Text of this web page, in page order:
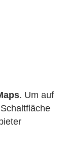
. Um auf